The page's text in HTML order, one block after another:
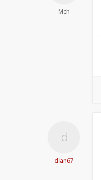
Mch
dlan67